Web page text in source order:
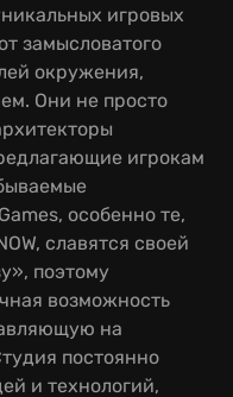
игровых
замысловатого
окружения,
Они не просто
игрокам
особенно те,
славятся своей
поэтому
возможность
на
постоянно
и технологий,